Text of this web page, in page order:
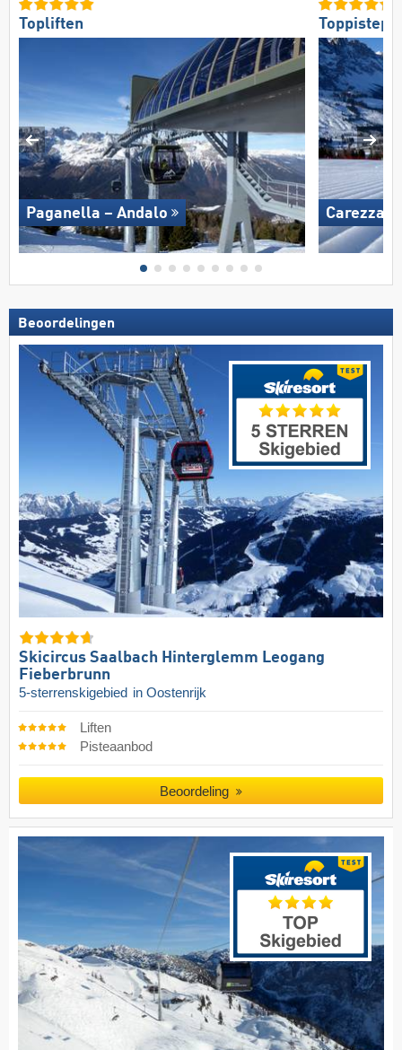
Topliften
Paganella – Andalo Carezza
Beoordelingen
Skicircus Saalbach Hinterglemm Leogang
Fieberbrunn
5-sterrenskigebied in Oostenrijk
Liften
Pisteaanbod
Beoordeling